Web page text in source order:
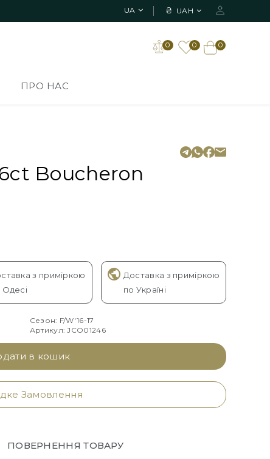
UA ₴ UAH
0
0
0
ПРО НАС
Boucheron
з приміркою
Одесі
Доставка з приміркою
по Україні
Сезон: F/W'16-17
Артикул: JCO01246
в кошик
Замовлення
ПОВЕРНЕННЯ ТОВАРУ